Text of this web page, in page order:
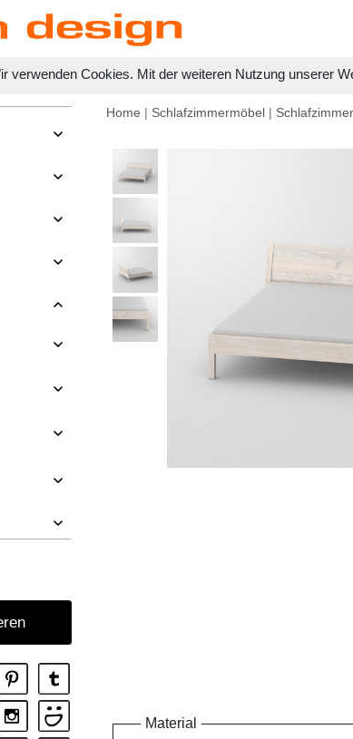
verwenden Cookies. Mit der weiteren Nutzung unserer
Home | Schlafzimmermöbel |
Material